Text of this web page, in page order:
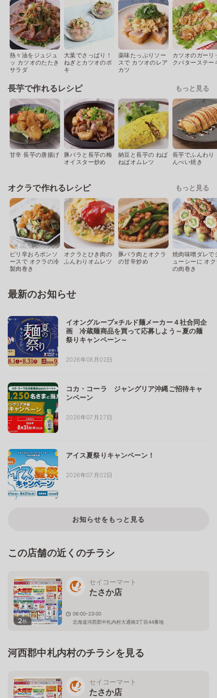
熱々油をジュジュ
ッ カツオのたたき
サラダ
大葉でさっぱり！
ねぎとカツオのポ
キ
薬味たっぷりソー
スで カツオのレア
カツ
カツオのガーリ
クバターステー
長芋で作れるレシピ もっと見る
甘辛 長芋の唐揚げ
豚バラと長芋の梅
オイスター炒め
納豆と長芋の ねば
ねばオムレツ
長芋でふんわり
んぺい焼き
オクラで作れるレシピ もっと見る
ピリ辛おろポンソ
ースで オクラの冷
製肉巻き
オクラとひき肉の
ふんわりオムレツ
豚バラ肉とオクラ
の甘辛炒め
焼肉味噌ダレで
ューシーに オ
の肉巻き
最新のお知らせ
イオングループ×チルド麺メーカー４社合同企
画 冷蔵麺商品を買って応募しよう～夏の麺
祭りキャンペーン～
2026年08月02日
コカ・コーラ ジャングリア沖縄ご招待キャ
ンペーン
2026年07月27日
アイス夏祭りキャンペーン！
2026年07月02日
お知らせをもっと見る
この店舗の近くのチラシ
2枚
セイコーマート
たさか店
06:00-23:00
北海道河西郡中札内村大通南3丁目44番地
河西郡中札内村のチラシを見る
セイコーマート
たさか店